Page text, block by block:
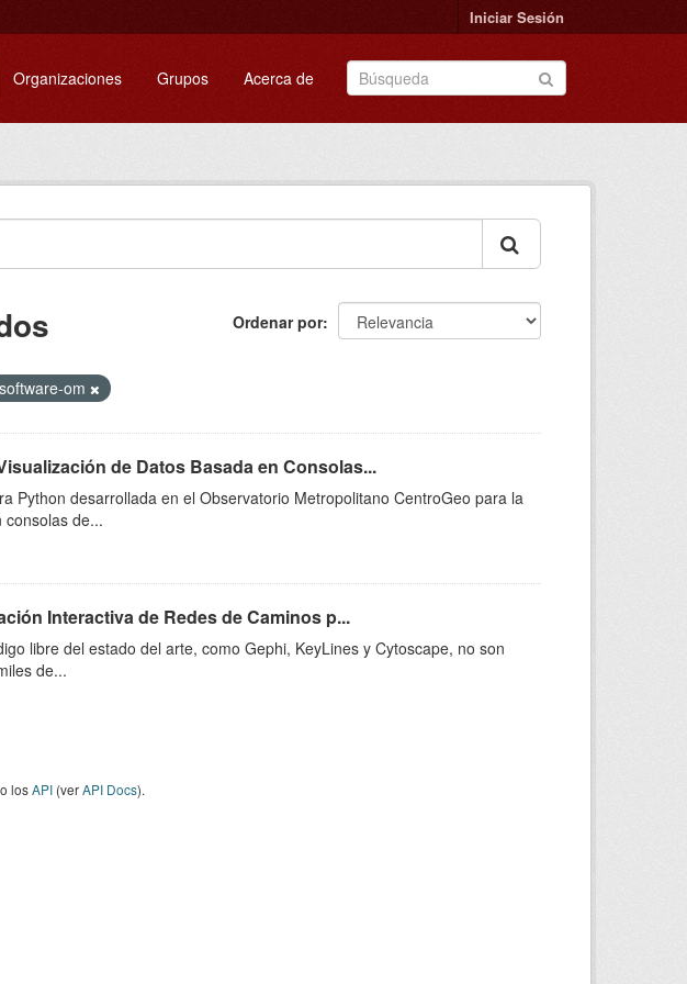
Iniciar Sesión
Organizaciones Grupos Acerca de
Ordenar por
software-om
de Datos Basada en Consolas...
Python desarrollada en el Observatorio Metropolitano CentroGeo para la
consolas de...
Interactiva de Redes de Caminos p...
libre del estado del arte, como Gephi, KeyLines y Cytoscape, no son
de...
losAPI (verAPI Docs).